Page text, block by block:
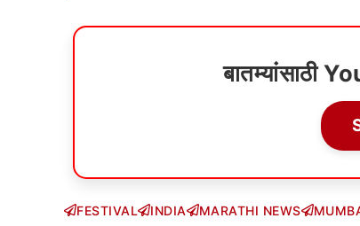
बातम्यांसाठी
FESTIVAL INDIA MARATHI NEWS